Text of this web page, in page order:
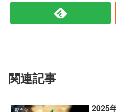
関連記事
配当金 2025